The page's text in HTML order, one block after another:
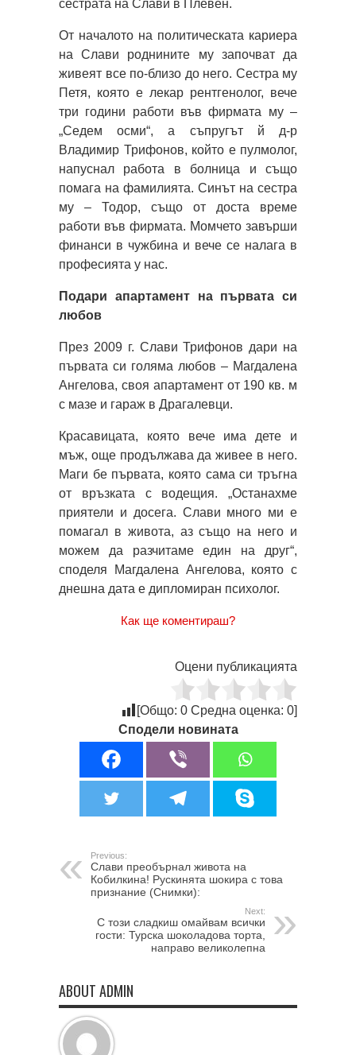
сестрата на Слави в Плевен.
От началото на политическата кариера
на Слави роднините му започват да
живеят все по-близо до него. Сестра му
Петя, която е лекар рентгенолог, вече
три години работи във фирмата му –
„Седем осми“, а съпругът й д-р
Владимир Трифонов, който е пулмолог,
напуснал работа в болница и също
помага на фамилията. Синът на сестра
му – Тодор, също от доста време
работи във фирмата. Момчето завърши
финанси в чужбина и вече се налага в
професията у нас.
Подари апартамент на първата си
любов
През 2009 г. Слави Трифонов дари на
първата си голяма любов – Магдалена
Ангелова, своя апартамент от 190 кв. м
с мазе и гараж в Драгалевци.
Красавицата, която вече има дете и
мъж, още продължава да живее в него.
Маги бе първата, която сама си тръгна
от връзката с водещия. „Останахме
приятели и досега. Слави много ми е
помагал в живота, аз също на него и
можем да разчитаме един на друг“,
споделя Магдалена Ангелова, която с
днешна дата е дипломиран психолог.
Как ще коментираш?
Оцени публикацията
[Общо: 0 Средна оценка: 0]
Сподели новината
Previous:
Слави преобърнал живота на
Кобилкина! Рускинята шокира с това
признание (Снимки):
Next:
С този сладкиш омайвам всички
гости: Турска шоколадова торта,
направо великолепна
ABOUT ADMIN